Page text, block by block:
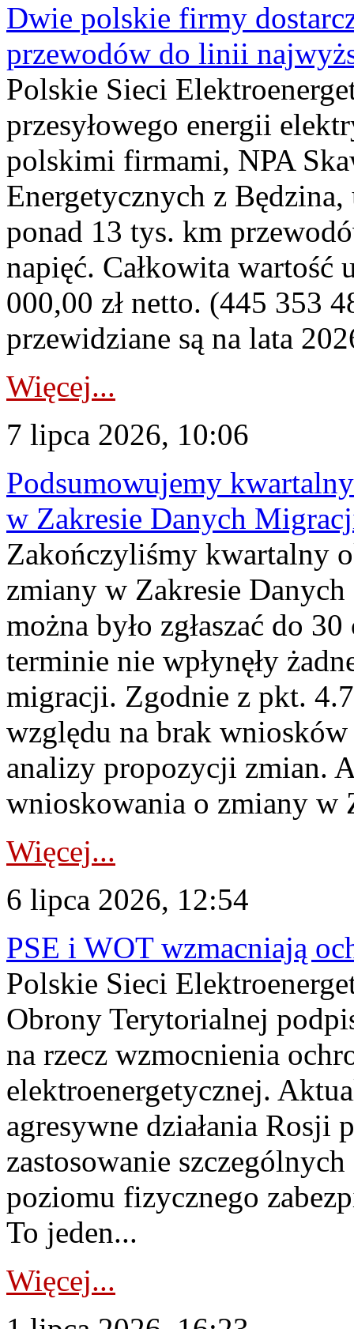
Dwie polskie firmy
przewodów do linii
Polskie Sieci
przesyłowego energii
polskimi firmami, NPA
Energetycznych z
ponad 13 tys. km
napięć. Całkowita
000,00 zł netto. (445 353
przewidziane są na lata
Więcej...
7 lipca 2026, 10:06
Podsumowujemy
w Zakresie Danych
Zakończyliśmy kwartalny
zmiany w Zakresie
można było zgłaszać do
terminie nie wpłynęły
migracji. Zgodnie z pkt.
względu na brak
analizy propozycji zmian.
wnioskowania o zmiany w
Więcej...
6 lipca 2026, 12:54
PSE i WOT wzmacniają
Polskie Sieci
Obrony Terytorialnej
na rzecz wzmocnienia
elektroenergetycznej.
agresywne działania Rosji
zastosowanie
poziomu fizycznego
To jeden...
Więcej...